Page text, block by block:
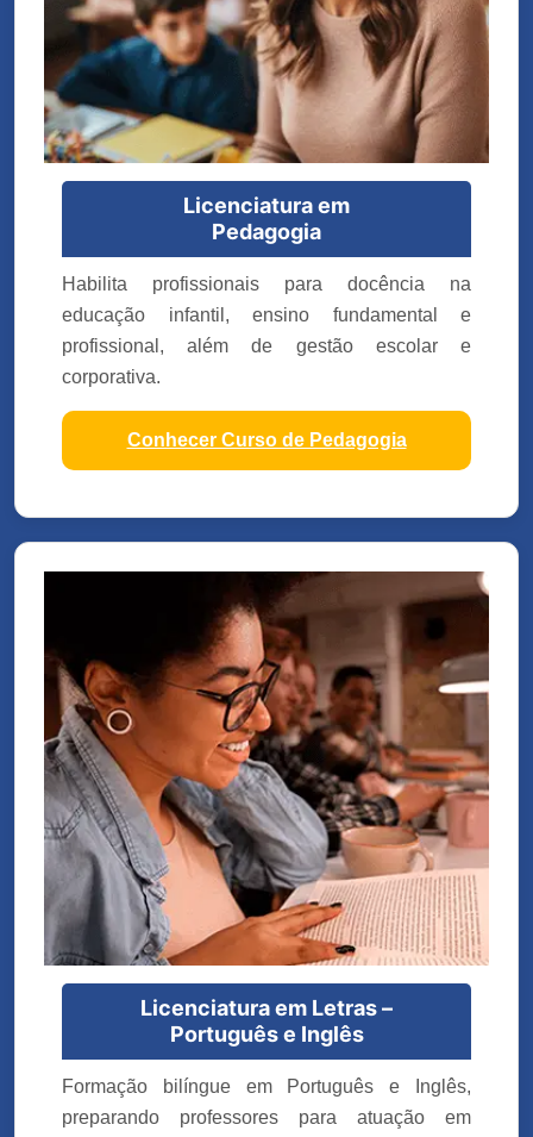
Licenciatura em
Pedagogia
Habilita profissionais para docência na
educação infantil, ensino fundamental e
profissional, além de gestão escolar e
corporativa.
Conhecer Curso de Pedagogia
Licenciatura em Letras –
Português e Inglês
Formação bilíngue em Português e Inglês,
preparando professores para atuação em